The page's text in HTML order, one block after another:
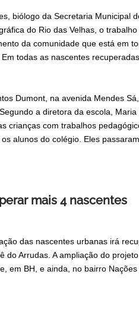
biólogo da Secretaria Municipal
do Rio das Velhas, o
da comunidade que está em
todas as nascentes
Dumont, na avenida Mendes
a diretora da escola,
crianças com trabalhos
alunos do colégio. Eles
mais 4 nascentes
das nascentes urbanas irá
do Arrudas. A ampliação do
em BH, e ainda, no bairro